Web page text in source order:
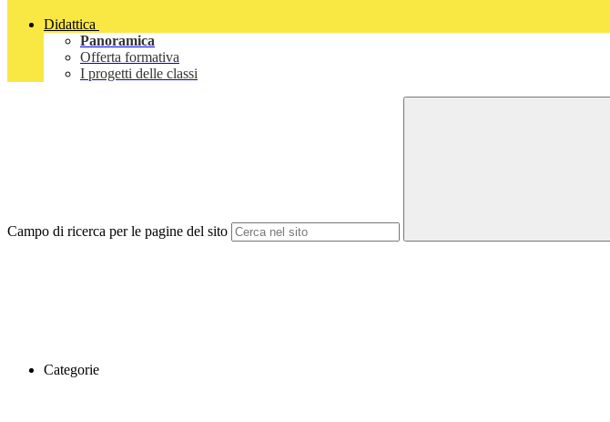
Didattica
Panoramica
Offerta formativa
I progetti delle classi
Campo di ricerca per le pagine del sito
Categorie